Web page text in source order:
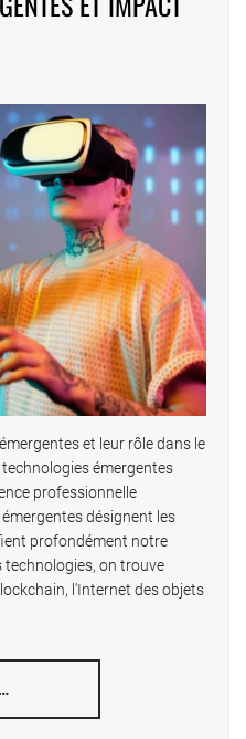
et leur rôle dans le
émergentes
professionnelle
désignent les
profondément notre
technologies, on trouve
l’Internet des objets